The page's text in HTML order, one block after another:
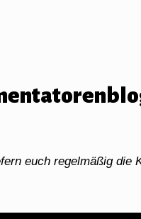
euch regelmäßig die